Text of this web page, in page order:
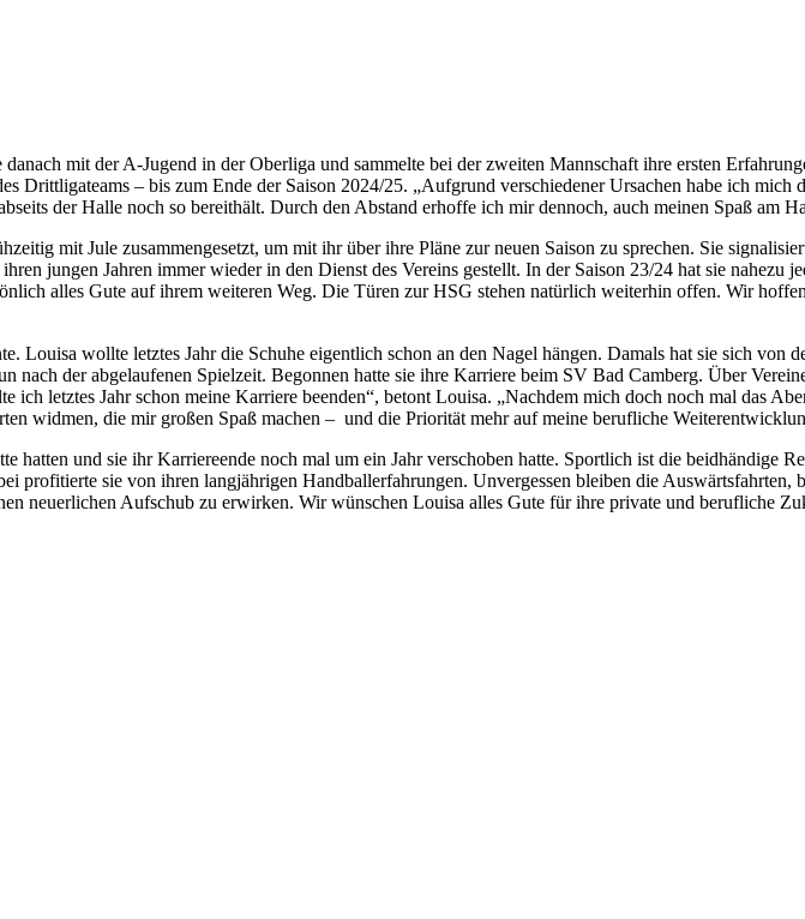
mit der A-Jugend in der Oberliga und sammelte bei der zweiten Mannschaft ihre ersten
Drittligateams – bis zum Ende der Saison 2024/25. „Aufgrund verschiedener Ursachen habe ich mich
der Halle noch so bereithält. Durch den Abstand erhoffe ich mir dennoch, auch meinen Spaß am
mit Jule zusammengesetzt, um mit ihr über ihre Pläne zur neuen Saison zu sprechen. Sie
jungen Jahren immer wieder in den Dienst des Vereins gestellt. In der Saison 23/24 hat sie nahezu
alles Gute auf ihrem weiteren Weg. Die Türen zur HSG stehen natürlich weiterhin offen. Wir
Louisa wollte letztes Jahr die Schuhe eigentlich schon an den Nagel hängen. Damals hat sie sich von
der abgelaufenen Spielzeit. Begonnen hatte sie ihre Karriere beim SV Bad Camberg. Über
letztes Jahr schon meine Karriere beenden“, betont Louisa. „Nachdem mich doch noch mal das
widmen, die mir großen Spaß machen – und die Priorität mehr auf meine berufliche
hatten und sie ihr Karriereende noch mal um ein Jahr verschoben hatte. Sportlich ist die beidhändige
profitierte sie von ihren langjährigen Handballerfahrungen. Unvergessen bleiben die Auswärtsfahrten,
neuerlichen Aufschub zu erwirken. Wir wünschen Louisa alles Gute für ihre private und berufliche